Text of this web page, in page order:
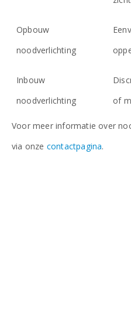
Opbouw
noodverlichting
Inbouw
noodverlichting
of
Voor meer informatie over
via onze contactpagina.